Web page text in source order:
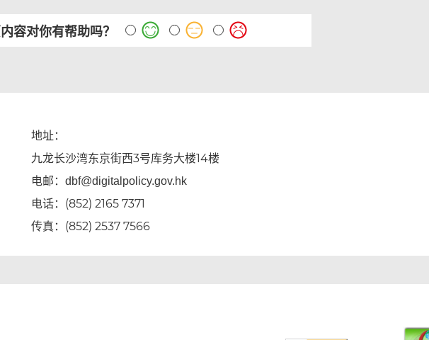
容对你有帮助吗？
地址：
九龙长沙湾东京街西3号库务大楼14楼
电邮：dbf@digitalpolicy.gov.hk
电话：(852) 2165 7371
传真：(852) 2537 7566